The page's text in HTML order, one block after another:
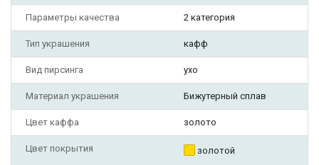
Параметры качества 2 категория
Тип украшения кафф
Вид пирсинга ухо
Материал украшения Бижутерный сплав
Цвет каффа золото
Цвет покрытия золотой